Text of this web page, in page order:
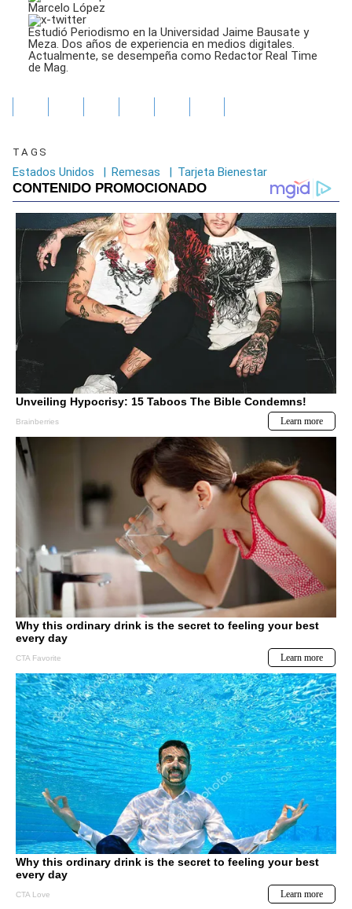
Marcelo López
Estudió Periodismo en la Universidad Jaime Bausate y
Meza. Dos años de experiencia en medios digitales.
Actualmente, se desempeña como Redactor Real Time
de Mag.
TAGS
Estados Unidos | Remesas | Tarjeta Bienestar